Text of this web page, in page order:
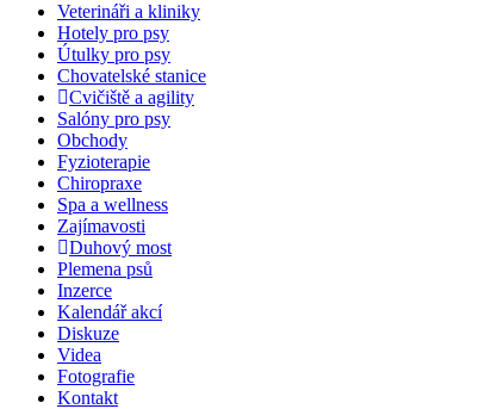
Veterináři a kliniky
Hotely pro psy
Útulky pro psy
Chovatelské stanice
Cvičiště a agility
Salóny pro psy
Obchody
Fyzioterapie
Chiropraxe
Spa a wellness
Zajímavosti
Duhový most
Plemena psů
Inzerce
Kalendář akcí
Diskuze
Videa
Fotografie
Kontakt